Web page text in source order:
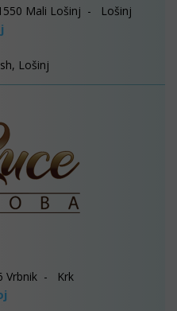
Mali Lošinj - Lošinj
Lošinj
Vrbnik - Krk